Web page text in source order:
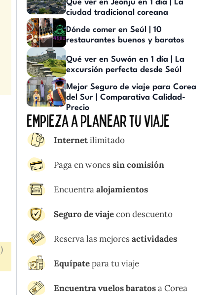
Qué ver en Jeonju en 1 día | La
ciudad tradicional coreana
Dónde comer en Seúl | 10
restaurantes buenos y baratos
Qué ver en Suwón en 1 día | La
excursión perfecta desde Seúl
Mejor Seguro de viaje para Corea
del Sur | Comparativa Calidad-
Precio
Empieza a planear tu viaje
Internetilimitado
Paga en wonessin comisión
Encuentraalojamientos
Seguro de viajecon descuento
Reserva las mejoresactividades
Equípatepara tu viaje
Encuentra vuelos baratosa Corea